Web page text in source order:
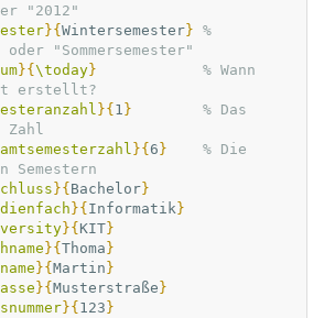
"2012"
}{ Wintersemester} %
"Sommersemester"
}{ \today}
% Wann
erstellt?
}{ 1 }
% Das
Zahl
}{ 6 }
% Die
Semestern
}{ Bachelor}
}{ Informatik}
}{ KIT}
}{ Thoma }
}{ Martin }
}{ Musterstraße }
}{ 123 }